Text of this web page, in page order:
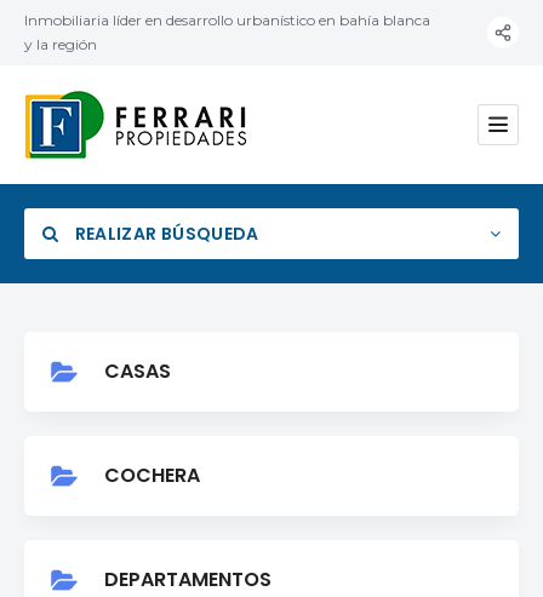
Inmobiliaria líder en desarrollo urbanístico en bahía blanca
y la región
REALIZAR BÚSQUEDA
Ubicación
CASAS
COCHERA
DEPARTAMENTOS